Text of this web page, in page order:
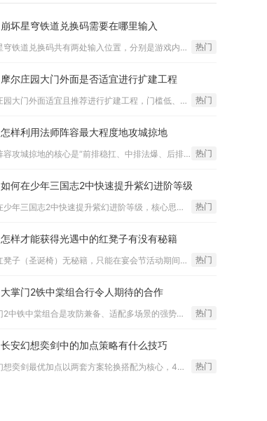
崩坏星穹铁道兑换码需要在哪里输入
崩坏星穹铁道兑换码共有两处输入位置，分别是游戏内功能菜单兑换... 热门
摩尔庄园大门外面是否适宜进行扩建工程
摩尔庄园大门外面适宜且推荐进行扩建工程，门槛低、收益高，是提... 热门
怎样利用法师阵容最大程度地攻城掠地
法师阵容攻城掠地的核心是“前排稳扛、中排法爆、后排续航控场”... 热门
如何在少年三国志2中快速提升紫幻进阶等级
想要在少年三国志2中快速提升紫幻进阶等级，核心思路是优先集中... 热门
怎样才能获得光遇中的红凳子有没有秘籍
光遇红凳子（圣诞椅）无秘籍，只能在宴会节活动期间用150白蜡... 热门
大掌门2铁中棠组合行令人期待的合作
大掌门2中铁中棠组合是攻防兼备、适配多场景的强势阵容，核心以... 热门
长安幻想奕剑中的加点策略有什么技巧
长安幻想奕剑最优加点以两套方案轮换搭配为核心，4力1敏适配竞... 热门